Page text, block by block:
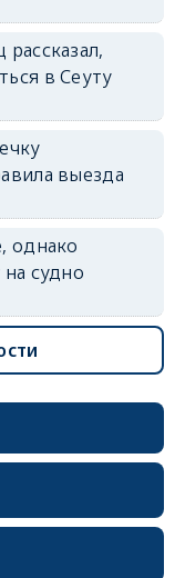
в Сеуту
выезда
однако
судно